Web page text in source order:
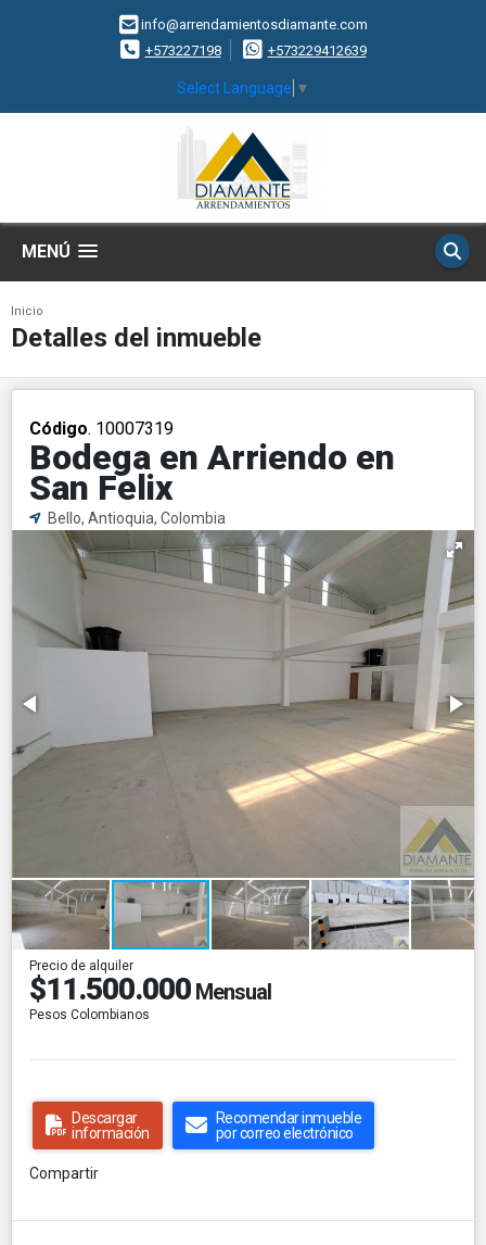
info@arrendamientosdiamante.com
+573227198
+573229412639
Select Language ▼
MENÚ
Inicio
Detalles del inmueble
Código. 10007319
Bodega en Arriendo en
San Felix
Bello, Antioquia, Colombia
Precio de alquiler
$11.500.000 Mensual
Pesos Colombianos
Descargar
información
Recomendar inmueble
por correo electrónico
Compartir